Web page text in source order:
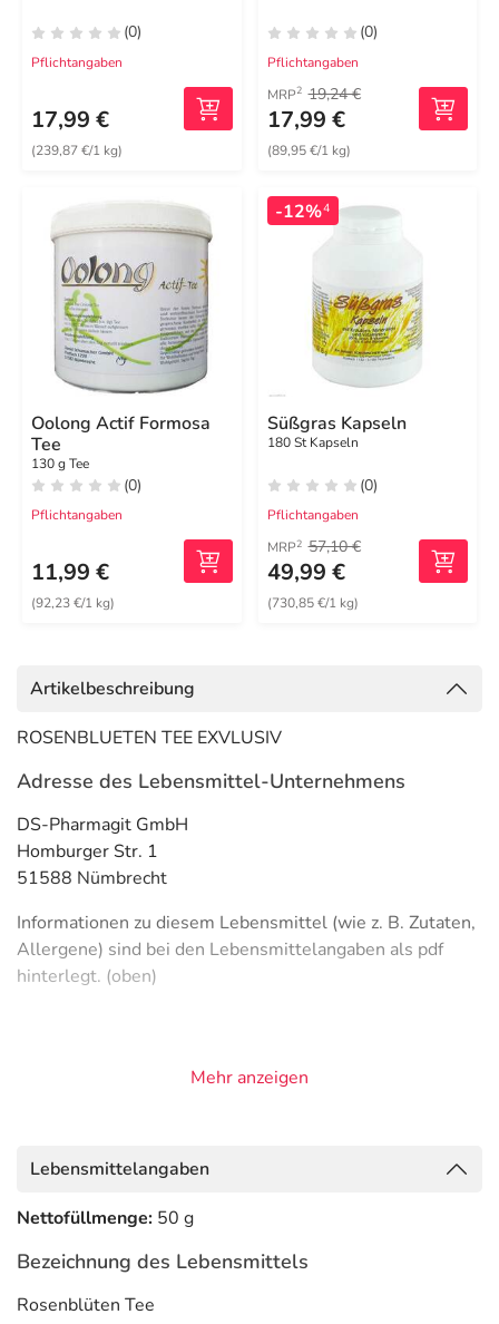
(0)
Pflichtangaben
17,99 €
(239,87 €/1 kg)
(0)
Pflichtangaben
MRP2 19,24 €
17,99 €
(89,95 €/1 kg)
Oolong Actif Formosa
Tee
130 g Tee
(0)
Pflichtangaben
11,99 €
(92,23 €/1 kg)
-12%4
Süßgras Kapseln
180 St Kapseln
(0)
Pflichtangaben
MRP2 57,10 €
49,99 €
(730,85 €/1 kg)
Artikelbeschreibung
ROSENBLUETEN TEE EXVLUSIV
Adresse des Lebensmittel-Unternehmens
DS-Pharmagit GmbH
Homburger Str. 1
51588 Nümbrecht
Informationen zu diesem Lebensmittel (wie z. B. Zutaten,
Allergene) sind bei den Lebensmittelangaben als pdf
hinterlegt. (oben)
Mehr anzeigen
Lebensmittelangaben
Nettofüllmenge: 50 g
Bezeichnung des Lebensmittels
Rosenblüten Tee